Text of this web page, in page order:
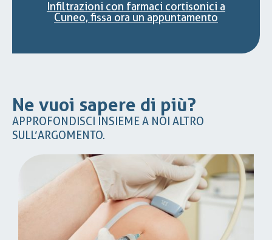
Infiltrazioni con farmaci cortisonici a
Cuneo, fissa ora un appuntamento
Ne vuoi sapere di più?
APPROFONDISCI INSIEME A NOI ALTRO
SULL’ARGOMENTO.